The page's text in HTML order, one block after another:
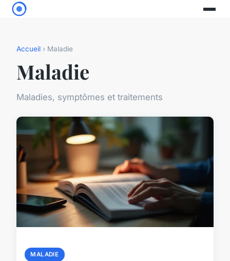
Accueil › Maladie
Maladie
Maladies, symptômes et traitements
MALADIE